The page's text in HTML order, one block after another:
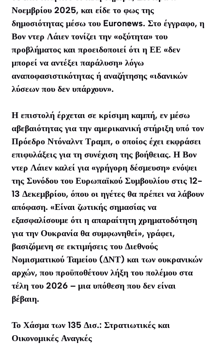
Νοεμβρίου 2025, και είδε το φως της
δημοσιότητας μέσω του Euronews. Στο έγγραφο, η
Βον ντερ Λάιεν τονίζει την «οξύτητα» του
προβλήματος και προειδοποιεί ότι η ΕΕ «δεν
μπορεί να αντέξει παράλυση» λόγω
αναποφασιστικότητας ή αναζήτησης «ιδανικών
λύσεων που δεν υπάρχουν».
Η επιστολή έρχεται σε κρίσιμη καμπή, εν μέσω
αβεβαιότητας για την αμερικανική στήριξη υπό τον
Πρόεδρο Ντόναλντ Τραμπ, ο οποίος έχει εκφράσει
επιφυλάξεις για τη συνέχιση της βοήθειας. Η Βον
ντερ Λάιεν καλεί για «γρήγορη δέσμευση» ενόψει
της Συνόδου του Ευρωπαϊκού Συμβουλίου στις 12-
13 Δεκεμβρίου, όπου οι ηγέτες θα πρέπει να λάβουν
απόφαση. «Είναι ζωτικής σημασίας να
εξασφαλίσουμε ότι η απαραίτητη χρηματοδότηση
για την Ουκρανία θα συμφωνηθεί», γράφει,
βασιζόμενη σε εκτιμήσεις του Διεθνούς
Νομισματικού Ταμείου (ΔΝΤ) και των ουκρανικών
αρχών, που προϋποθέτουν λήξη του πολέμου στα
τέλη του 2026 – μια υπόθεση που δεν είναι
βέβαιη.
Το Χάσμα των 135 Δισ.: Στρατιωτικές και
Οικονομικές Αναγκές